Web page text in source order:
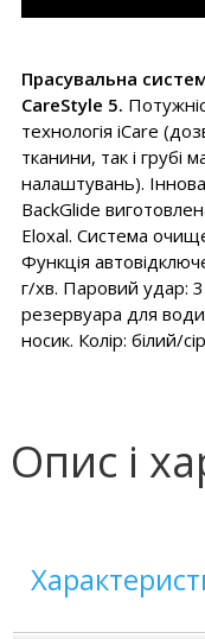
Прасувальна
CareStyle 5.
технологія iCare
тканини, так і грубі
налаштувань).
BackGlide
Eloxal. Система
Функція
г/хв. Паровий удар:
резервуара для
носик. Колір: білий/
Опис і